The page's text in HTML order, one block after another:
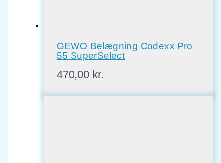
GEWO Belægning Codexx Pro
55 SuperSelect
470,00 kr.